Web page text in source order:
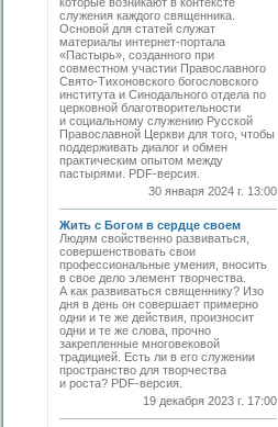
служения каждого священника.
Основой для статей служат
материалы интернет-портала
«Пастырь», созданного при
совместном участии Православного
Свято-Тихоновского богословского
института и Синодального отдела по
церковной благотворительности
и социальному служению Русской
Православной Церкви для того, чтобы
поддерживать диалог и обмен
практическим опытом между
пастырями. PDF-версия.
30 января 2024 г. 13:00
Жить с Богом в сердце своем
Людям свойственно развиваться,
совершенствовать свои
профессиональные умения, вносить
в свое дело элемент творчества.
А как развиваться священнику? Изо
дня в день он совершает примерно
одни и те же действия, произносит
одни и те же слова, прочно
закрепленные многовековой
традицией. Есть ли в его служении
пространство для творчества
и роста? PDF-версия.
19 декабря 2023 г. 17:00